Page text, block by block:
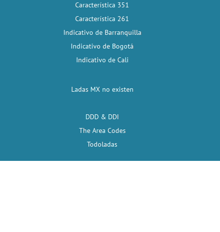
Característica 351
Característica 261
Indicativo de Barranquilla
Indicativo de Bogotá
Indicativo de Cali
Ladas MX no existen
DDD & DDI
The Area Codes
Todoladas